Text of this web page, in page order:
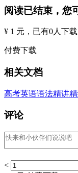
阅读已结束，您
¥ 1 元 ，已有0人下载
付费下载
相关文档
高考英语语法精讲
评论
<